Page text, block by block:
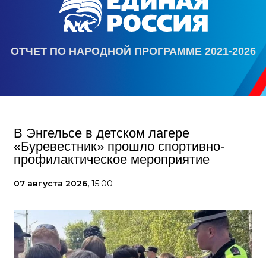
ОТЧЕТ ПО НАРОДНОЙ ПРОГРАММЕ 2021-2026
В Энгельсе в детском лагере
«Буревестник» прошло спортивно-
профилактическое мероприятие
07 августа 2026, 15:00